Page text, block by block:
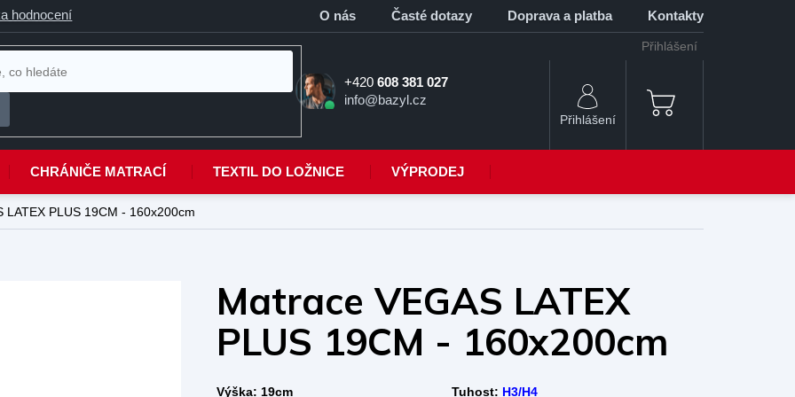
hodnocení O nás Časté dotazy Doprava a platba Kontakty
+420 608 381 027
info@bazyl.cz
Přihlášení
NÁKUPNÍ
CHRÁNIČE MATRACÍ TEXTIL DO LOŽNICE VÝPRODEJ
LATEX PLUS 19CM - 160x200cm
Výška: 19cm Tuhost: H3/H4
Matrace VEGAS LATEX
PLUS 19CM - 160x200cm